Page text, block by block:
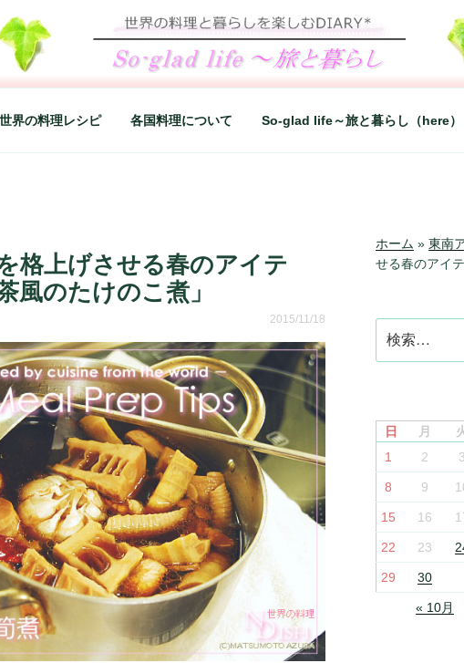
LIFE～旅と暮らし
レシピ、シンプルライフ、楽しい暮らしなどを綴る、世界248か国を
世界の料理レシピ 各国料理について So-glad life～旅と暮らし（here）
格上げさせる春のアイテ
風のたけのこ煮」
2015/11/18
ホーム » 東南
せる春のアイ
索:
日
月
1
2 3
8 9
15 16
22 23
29 30
« 10月